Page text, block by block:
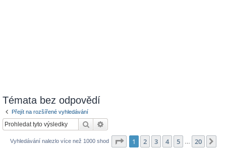
Témata bez odpovědí
Přejít na rozšířené vyhledávání
Hledat
Vyhledávání nalezlo více než 1000 shod Stránka z 20
1 2 3 4 5 20